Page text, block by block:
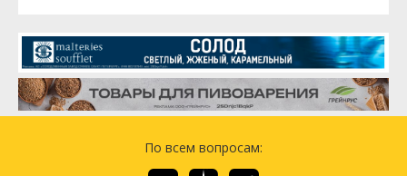
По всем вопросам: